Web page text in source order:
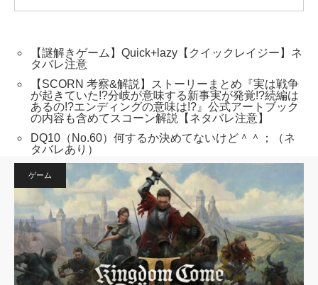
【謎解きゲーム】Quick+lazy【クイックレイジー】ネ
タバレ注意
【SCORN 考察&解説】ストーリーまとめ『実は戦争
が起きていた!?分岐が意味する新事実が発覚!?続編は
あるの!?エンディングの意味は!?』公式アートブック
の内容も含めてスコーン解説【ネタバレ注意】
DQ10（No.60）何するか決めてないけど＾＾；（ネ
タバレあり）
ゲーム